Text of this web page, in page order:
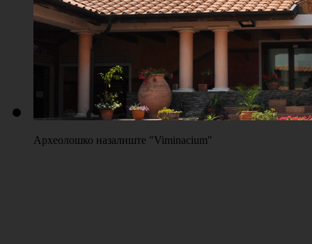
Археолошко назалиште "Viminacium"